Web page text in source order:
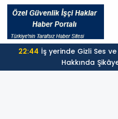
22:44
Hakkında